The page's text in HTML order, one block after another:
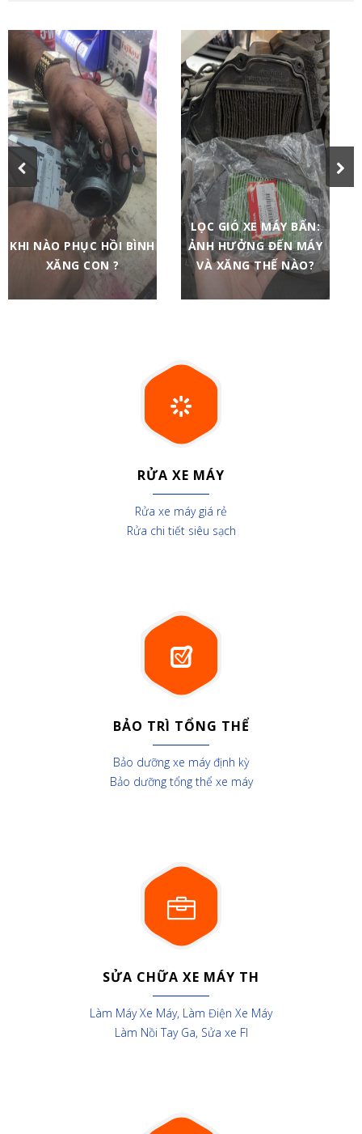
KHI NÀO PHỤC HỒI BÌNH
XĂNG CON ?
LỌC GIÓ XE MÁY BẨN:
ẢNH HƯỞNG ĐẾN MÁY
VÀ XĂNG THẾ NÀO?
RỬA XE MÁY
Rửa xe máy giá rẻ
Rửa chi tiết siêu sạch
BẢO TRÌ TỔNG THỂ
Bảo dưỡng xe máy định kỳ
Bảo dưỡng tổng thể xe máy
SỬA CHỮA XE MÁY TH
Làm Máy Xe Máy, Làm Điện Xe Máy
Làm Nồi Tay Ga, Sửa xe FI